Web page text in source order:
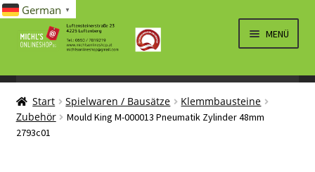
Navigation
Inhalt
MENÜ
SPIELWAREN/BAUSÄTZE
ÖFFNEN
ELEKTRO
LÜFTUNG, HEIZUNG, KLIMA
Start Spielwaren / Bausätze
Klemmbausteine
Zubehör
Mould King M-000013 Pneumatik Zylinder 48mm
2793c01
German ▼